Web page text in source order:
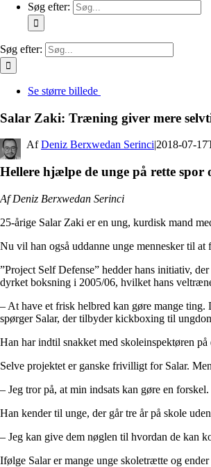
Søg efter:
Søg efter:
Se større billede
Salar Zaki: Træning giver mere
By Deniz Berxwedan Serinci|2018-07-
Hellere hjælpe de unge på rette
Af Deniz Berxwedan Serinci
25-årige Salar Zaki er en ung, kurdisk mand
Nu vil han også uddanne unge mennesker til at
”Project Self Defense” hedder hans initiativ,
dyrket boksning i 2005/06, hvilket hans
– At have et frisk helbred kan gøre mange
spørger Salar, der tilbyder kickboxing til
Han har indtil snakket med skoleinspektøren
Selve projektet er ganske frivilligt for Salar.
– Jeg tror på, at min indsats kan gøre en
Han kender til unge, der går tre år på skole
– Jeg kan give dem nøglen til hvordan de kan
Ifølge Salar er mange unge skoletrætte og